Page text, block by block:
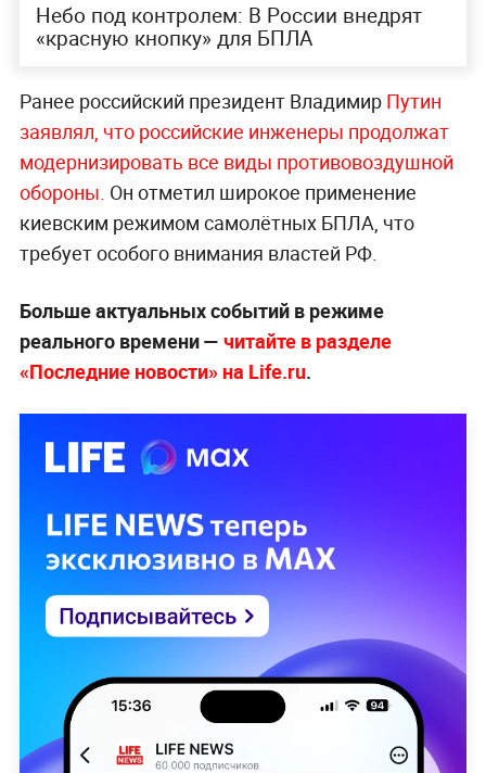
Небо под контролем: В России внедрят
«‎красную кнопку» для БПЛА
Ранее российский президент Владимир Путин
заявлял, что российские инженеры продолжат
модернизировать все виды противовоздушной
обороны. Он отметил широкое применение
киевским режимом самолётных БПЛА, что
требует особого внимания властей РФ.
Больше актуальных событий в режиме
реального времени — читайте в разделе
«Последние новости» на Life.ru.